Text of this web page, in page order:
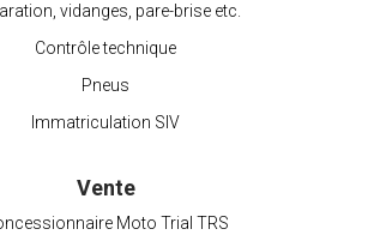
vidanges, pare-brise etc.
Contrôle technique
Pneus
Immatriculation SIV
Vente
Moto Trial TRS